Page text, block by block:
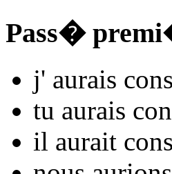
Pass�
j' aurais
tu aurais
il aurait